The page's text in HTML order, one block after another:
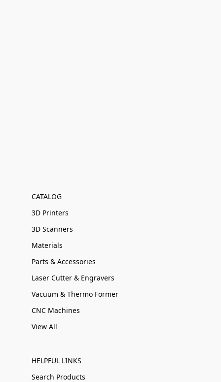
CATALOG
3D Printers
3D Scanners
Materials
Parts & Accessories
Laser Cutter & Engravers
Vacuum & Thermo Former
CNC Machines
View All
HELPFUL LINKS
Search Products